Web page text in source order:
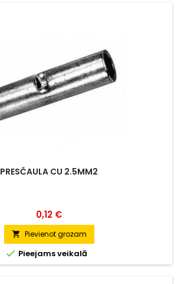
PRESČAULA CU 2.5MM2
Cena
0,12 €
 Pievienot grozam
 Pieejams veikalā